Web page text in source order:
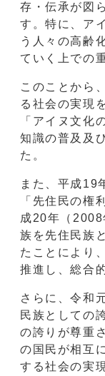
存・伝承が図
す。特に、ア
う人々の高齢
ていく上での
このことから
る社会の実現
「アイヌ文化
知識の普及及
た。
また、平成19
「先住民の権
成20年（2008
族を先住民族
たことにより
推進し、総合
さらに、令和
民族としての
の誇りが尊重
の国民が相互
する社会の実